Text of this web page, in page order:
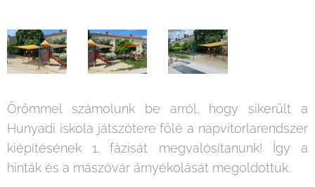
Örömmel számolunk be arról, hogy sikerült a
Hunyadi iskola játszótere fölé a napvitorlarendszer
kiépítésének 1. fázisát megvalósítanunk! Így a
hinták és a mászóvár árnyékolását megoldottuk.